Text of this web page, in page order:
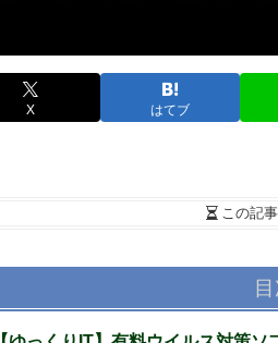
X はてブ
この記